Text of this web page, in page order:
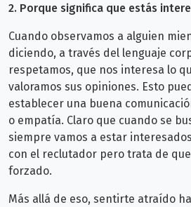
2. Porque significa que estás
Cuando observamos a alguien
diciendo, a través del lenguaje
respetamos, que nos interesa lo
valoramos sus opiniones. Esto
establecer una buena
o empatía. Claro que cuando se
siempre vamos a estar
con el reclutador pero trata de
forzado.
Más allá de eso, sentirte atraído